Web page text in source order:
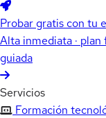
Probar gratis con tu
Alta inmediata ·
guiada
Servicios
Formación